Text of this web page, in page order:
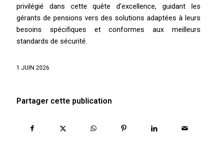
privilégié dans cette quête d’excellence, guidant les
gérants de pensions vers des solutions adaptées à leurs
besoins spécifiques et conformes aux meilleurs
standards de sécurité.
1 JUIN 2026
Partager cette publication